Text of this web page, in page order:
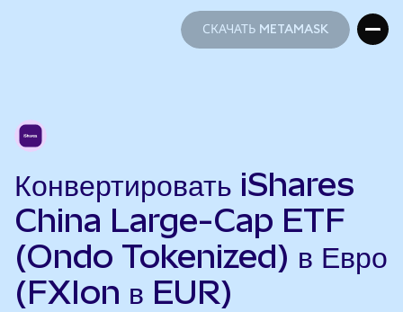
СКАЧАТЬ METAMASK
Конвертировать iShares
China Large-Cap ETF
(Ondo Tokenized) в Евро
(FXIon в EUR)